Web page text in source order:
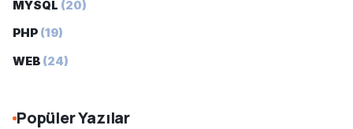
MYSQL (20)
PHP (19)
WEB (24)
Popüler Yazılar